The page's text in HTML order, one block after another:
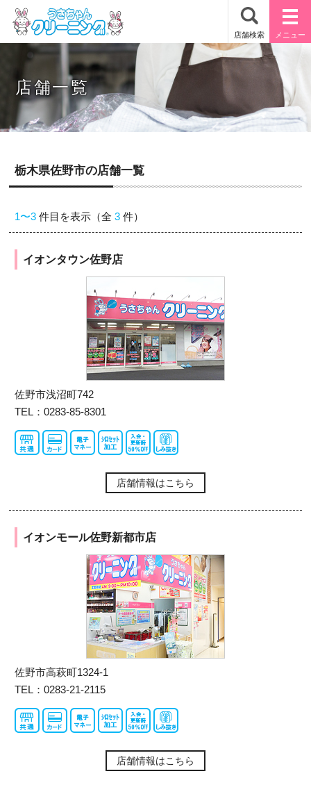
店舗一覧
栃木県佐野市の店舗一覧
1〜3 件目を表示（全3 件）
イオンタウン佐野店
佐野市浅沼町742
TEL：0283-85-8301
店舗情報はこちら
イオンモール佐野新都市店
佐野市高萩町1324-1
TEL：0283-21-2115
店舗情報はこちら